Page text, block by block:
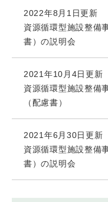
2022年8月1日更新
資源循環型施設整備
書）の説明会
2021年10月4日更新
資源循環型施設整備
（配慮書）
2021年6月30日更新
資源循環型施設整備
書）の説明会